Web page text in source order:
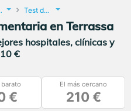
Test de intolerancia alimentaria
en Terrassa
hospitales, clínicas y
€
barato
€
El más cercano
210 €